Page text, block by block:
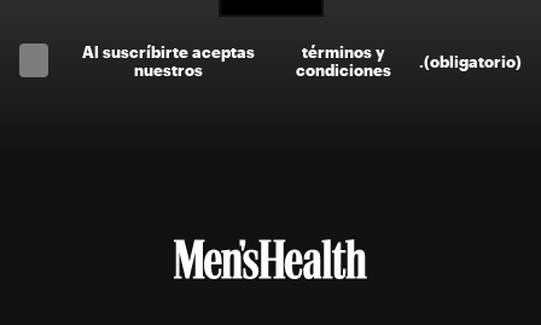
Al suscríbirte aceptas
nuestros
términos y
condiciones
(obligatorio)